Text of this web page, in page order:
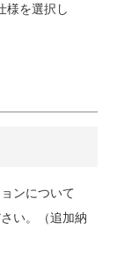
様を選択し
ンについて
い。（追加納